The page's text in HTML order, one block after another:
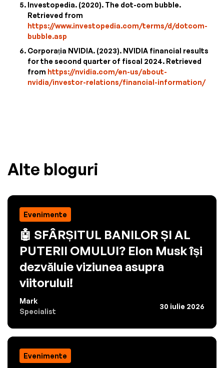
Investopedia. (2020). The dot-com bubble.
Retrieved from
https://www.investopedia.com/terms/d/dotcom-
bubble.asp
Corporația NVIDIA. (2023). NVIDIA financial results
for the second quarter of fiscal 2024. Retrieved
from https://nvidia.com/en-us/about-
nvidia/investor-relations/financial-information/
Alte bloguri
Evenimente
🤖 SFÂRȘITUL BANILOR ȘI AL
PUTERII OMULUI? Elon Musk își
dezvăluie viziunea asupra
viitorului!
Mark
Specialist
30 iulie 2026
Evenimente